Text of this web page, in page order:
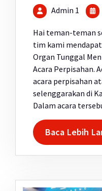
Admin 1
Hai teman-teman
tim kami
Organ Tunggal
Acara Perpisahan.
acara perpisahan
selenggarakan di
Dalam acara
Baca Lebih